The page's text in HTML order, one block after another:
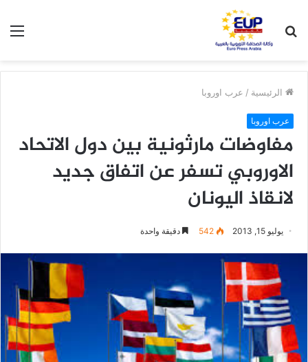
عن
الرئيسية / عرب اوروبا
عرب اوروبا
مفاوضات مارثونية بين دول الاتحاد
الاوروبي تسفر عن اتفاق جديد
لانقاذ اليونان
يوليو 15, 2013 542 دقيقة واحدة